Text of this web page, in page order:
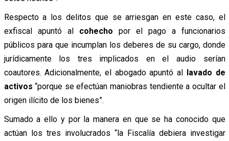
Respecto a los delitos que se arriesgan en este caso, el
exfiscal apuntó al cohecho por el pago a funcionarios
públicos para que incumplan los deberes de su cargo, donde
jurídicamente los tres implicados en el audio serían
coautores. Adicionalmente, el abogado apuntó al lavado de
activos “porque se efectúan maniobras tendiente a ocultar el
origen ilícito de los bienes”.
Sumado a ello y por la manera en que se ha conocido que
actúan los tres involucrados “la Fiscalía debiera investigar